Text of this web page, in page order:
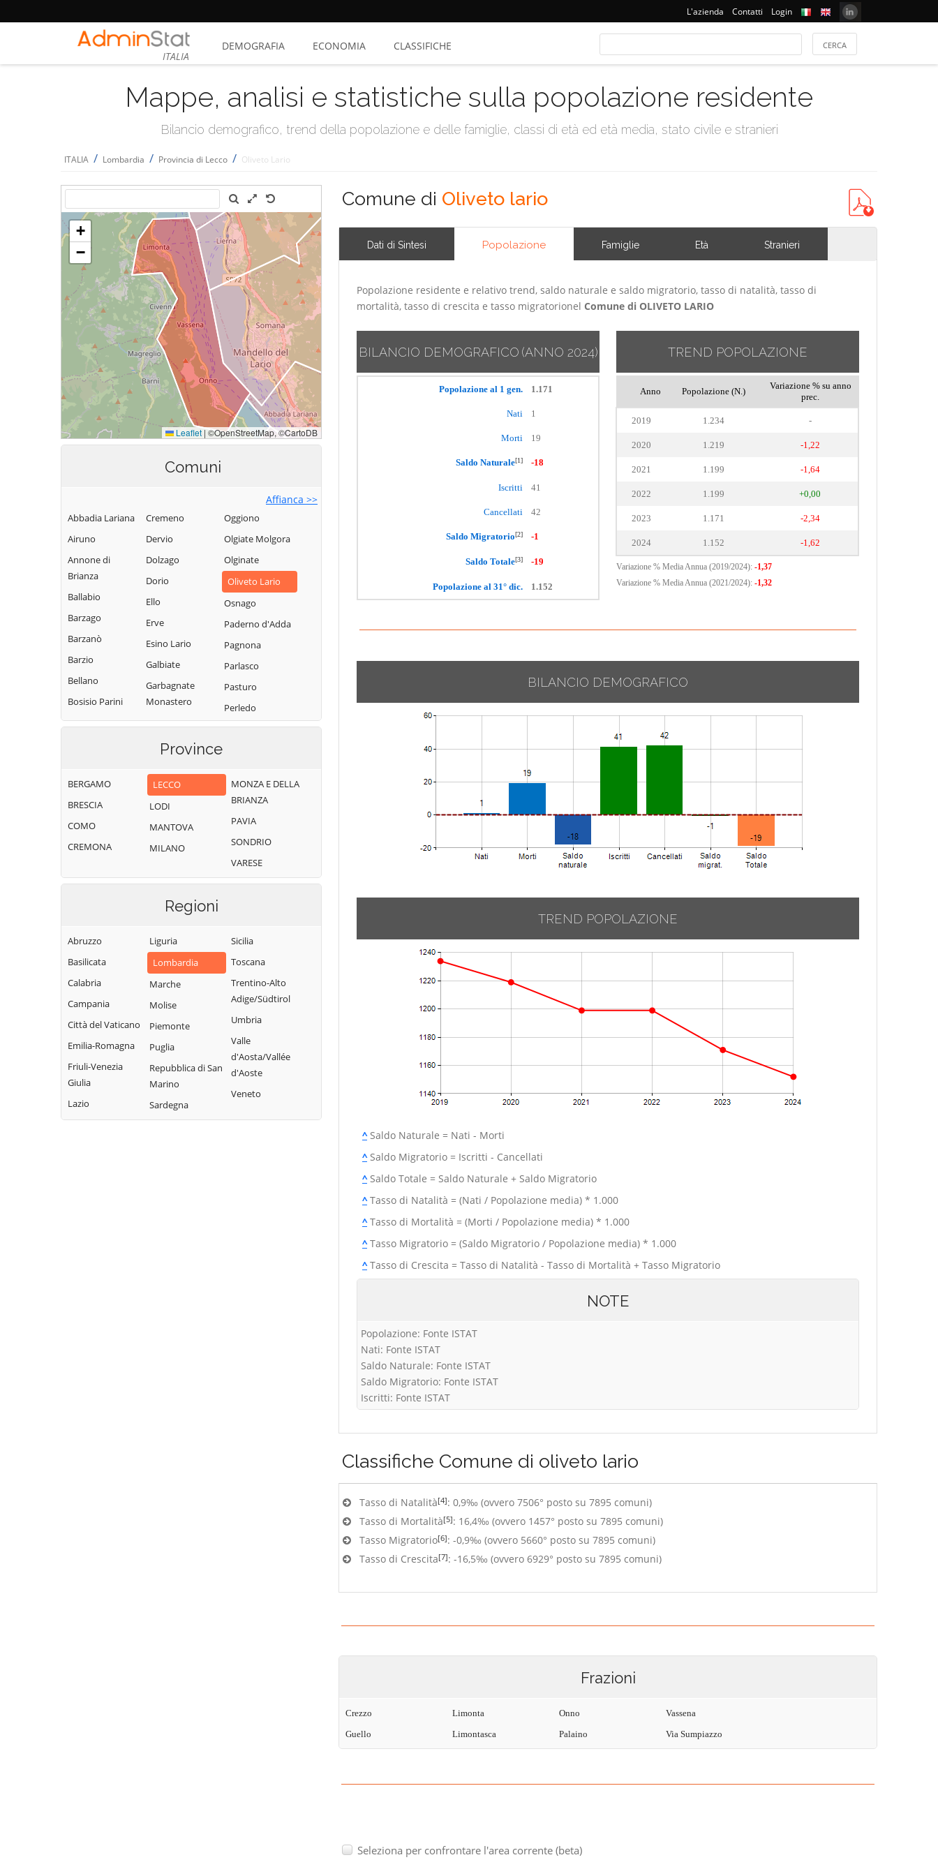
L'azienda Contatti Login
ITALIA
DEMOGRAFIA ECONOMIA CLASSIFICHE
Mappe, analisi e statistiche sulla popolazione residente
Bilancio demografico, trend della popolazione e delle famiglie, classi di età ed età media, stato civile e stranieri
ITALIA / Lombardia / Provincia di Lecco / Oliveto Lario
Comuni
Affianca >>
Abbadia Lariana
Airuno
Annone di
Brianza
Ballabio
Barzago
Barzanò
Barzio
Bellano
Bosisio Parini
Brivio
Calolziocorte
Carenno
Casargo
Casatenovo
Brianza
Cernusco
Lombardone
Cesana Brianza
Civate
Colico
Colle Brianza
Cortenova
Costa Masnaga
Cremeno
Dervio
Dolzago
Dorio
Ello
Erve
Esino Lario
Galbiate
Garbagnate
Monastero
Garlate
Imbersago
La Valletta
Brianza
Lecco
Lierna
Malgrate
Mandello del
Margno
Merate
Missaglia
Moggio
Molteno
Monte Marenzo
Montevecchia
Monticello
Brianza
Oggiono
Olgiate Molgora
Olginate
Oliveto Lario
Osnago
Paderno d'Adda
Pagnona
Parlasco
Pasturo
Perledo
Pescate
Robbiate
Sirtori
Taceno
Valgreghentino
Valmadrera
Valvarrone
Varenna
Vercurago
Verderio
Province
BERGAMO
BRESCIA
COMO
CREMONA
LECCO
LODI
MANTOVA
MILANO
MONZA E DELLA
BRIANZA
PAVIA
SONDRIO
VARESE
Regioni
Abruzzo
Basilicata
Calabria
Campania
Città del Vaticano
Emilia-Romagna
Friuli-Venezia
Giulia
Lazio
Liguria
Lombardia
Marche
Molise
Piemonte
Puglia
Repubblica di San
Marino
Sardegna
Sicilia
Toscana
Trentino-Alto
Adige/Südtirol
Umbria
Valle
d'Aosta/Vallée
d'Aoste
Veneto
Comune di Oliveto lario
Dati di Sintesi Popolazione Famiglie Età Stranieri
Popolazione residente e relativo trend, saldo naturale e saldo migratorio, tasso di natalità, tasso di
mortalità, tasso di crescita e tasso migratorionel Comune di OLIVETO LARIO
BILANCIO DEMOGRAFICO (ANNO 2024)
Popolazione al 1 gen. 1.171
Nati 1
Morti 19
Saldo Naturale[1] -18
Iscritti 41
Cancellati 42
Saldo Migratorio[2] -1
Saldo Totale[3] -19
Popolazione al 31° dic. 1.152
TREND POPOLAZIONE
Anno Popolazione (N.)
Variazione % su anno
prec.
2019 1.234 -
2020 1.219 -1,22
2021 1.199 -1,64
2022 1.199 +0,00
2023 1.171 -2,34
2024 1.152 -1,62
Variazione % Media Annua (2019/2024): -1,37
Variazione % Media Annua (2021/2024): -1,32
BILANCIO DEMOGRAFICO
TREND POPOLAZIONE
^Saldo Naturale = Nati - Morti
^Saldo Migratorio = Iscritti - Cancellati
^Saldo Totale = Saldo Naturale + Saldo Migratorio
^Tasso di Natalità = (Nati / Popolazione media) * 1.000
^Tasso di Mortalità = (Morti / Popolazione media) * 1.000
^Tasso Migratorio = (Saldo Migratorio / Popolazione media) * 1.000
^Tasso di Crescita = Tasso di Natalità - Tasso di Mortalità + Tasso Migratorio
NOTE
Popolazione: Fonte ISTAT
Nati: Fonte ISTAT
Saldo Naturale: Fonte ISTAT
Saldo Migratorio: Fonte ISTAT
Iscritti: Fonte ISTAT
Classifiche Comune di oliveto lario
Tasso di Natalità[4]: 0,9‰ (ovvero 7506° posto su 7895 comuni)
Tasso di Mortalità[5]: 16,4‰ (ovvero 1457° posto su 7895 comuni)
Tasso Migratorio[6]: -0,9‰ (ovvero 5660° posto su 7895 comuni)
Tasso di Crescita[7]: -16,5‰ (ovvero 6929° posto su 7895 comuni)
Frazioni
Crezzo
Guello
Limonta
Limontasca
Onno
Palaino
Vassena
Via Sumpiazzo
Seleziona per confrontare l'area corrente (beta)